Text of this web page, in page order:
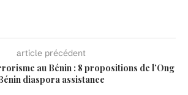
article précédent
au Bénin : 8 propositions de l’Ong
diaspora assistance